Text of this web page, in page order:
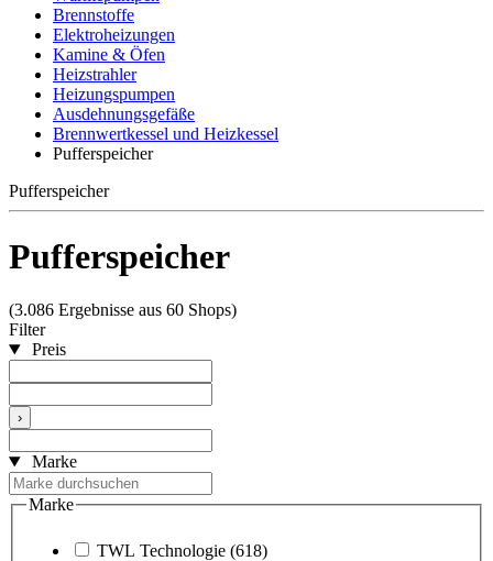
Brennstoffe
Elektroheizungen
Kamine & Öfen
Heizstrahler
Heizungspumpen
Ausdehnungsgefäße
Brennwertkessel und Heizkessel
Pufferspeicher
Pufferspeicher
Pufferspeicher
(3.086 Ergebnisse aus 60 Shops)
Filter
Preis
›
Marke
Marke
TWL Technologie (618)